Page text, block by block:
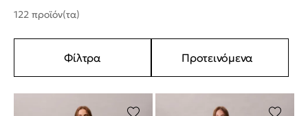
122 προϊόν(τα)
Φίλτρα Προτεινόμενα